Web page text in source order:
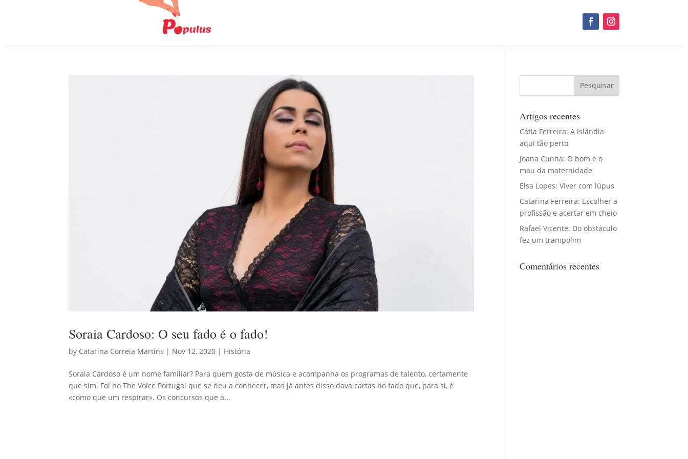
Soraia Cardoso: O seu fado é o fado!
by Catarina Correia Martins | Nov 12, 2020 | História
Soraia Cardoso é um nome familiar? Para quem gosta de música e acompanha os programas de talento, certamente
que sim. Foi no The Voice Portugal que se deu a conhecer, mas já antes disso dava cartas no fado que, para si, é
«como que um respirar». Os concursos que a...
Artigos recentes
Cátia Ferreira: A Islândia
aqui tão perto
Joana Cunha: O bom e o
mau da maternidade
Elsa Lopes: Viver com lúpus
Catarina Ferreira: Escolher a
profissão e acertar em cheio
Rafael Vicente: Do obstáculo
fez um trampolim
Comentários recentes